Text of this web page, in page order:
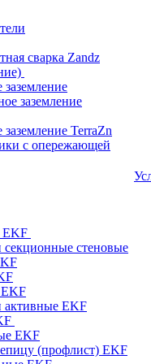
сварка Zandz
заземление
заземление
TerraZn
с опережающей
EKF
стеновые
EKF
EKF
(профлист) EKF